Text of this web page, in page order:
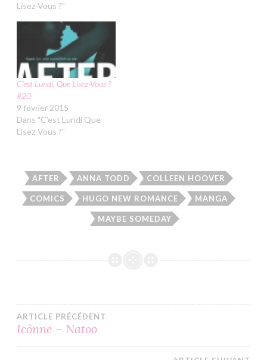
Lisez-Vous ?"
C’est Lundi, Que Lisez-Vous ?
#20
9 février 2015
Dans "C'est Lundi Que
Lisez-Vous ?"
AFTER ANNA TODD COLLEEN HOOVER
COMICS HUGO NEW ROMANCE MANGA
MAYBE SOMEDAY
Navigation
ARTICLE PRÉCÉDENT
Icônne – Natoo